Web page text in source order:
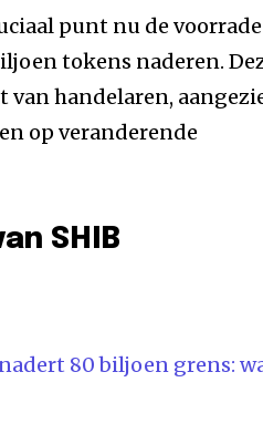
punt nu de
tokens naderen.
van handelaren,
op veranderende
SHIB
80 biljoen grens: